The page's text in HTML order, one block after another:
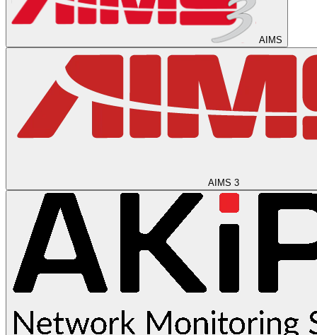
AIMS
AIMS 3